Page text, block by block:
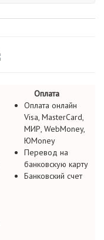
Оплата
Оплата онлайн
Visa, MasterCard,
МИР, WebMoney,
ЮMoney
Перевод на
банковскую карту
Банковский счет